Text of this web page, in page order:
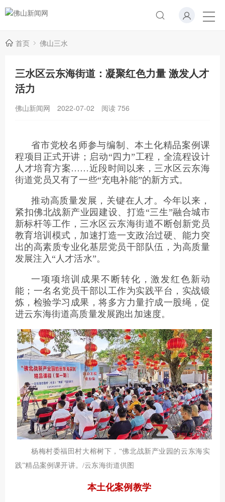
首页 佛山三水
三水区云东海街道：凝聚红色力量 激发人才
活力
佛山新闻网 2022-07-02 阅读 756
省市党校名师参与编制、本土化精品案例课
程项目正式开讲；启动“四力”工程，全流程设计
人才培育方案……近段时间以来，三水区云东海
街道党员又有了一些“充电补能”的新方式。
推动高质量发展，关键在人才。今年以来，
紧扣佛北战新产业园建设、打造“三生”融合城市
新标杆等工作，三水区云东海街道不断创新党员
教育培训模式，加速打造一支政治过硬、能力突
出的高素质专业化基层党员干部队伍，为高质量
发展注入“人才活水”。
一项项培训成果不断转化，激发红色新动
能；一名名党员干部以工作为实践平台，实战锻
炼，检验学习成果，将多方力量拧成一股绳，促
进云东海街道高质量发展跑出加速度。
杨梅村委福田村大榕树下，“佛北战新产业园的云东海实
践”精品案例课开讲。/云东海街道供图
本土化案例教学